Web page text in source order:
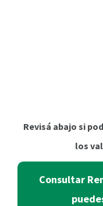
Revisá abajo si
los
Consultar